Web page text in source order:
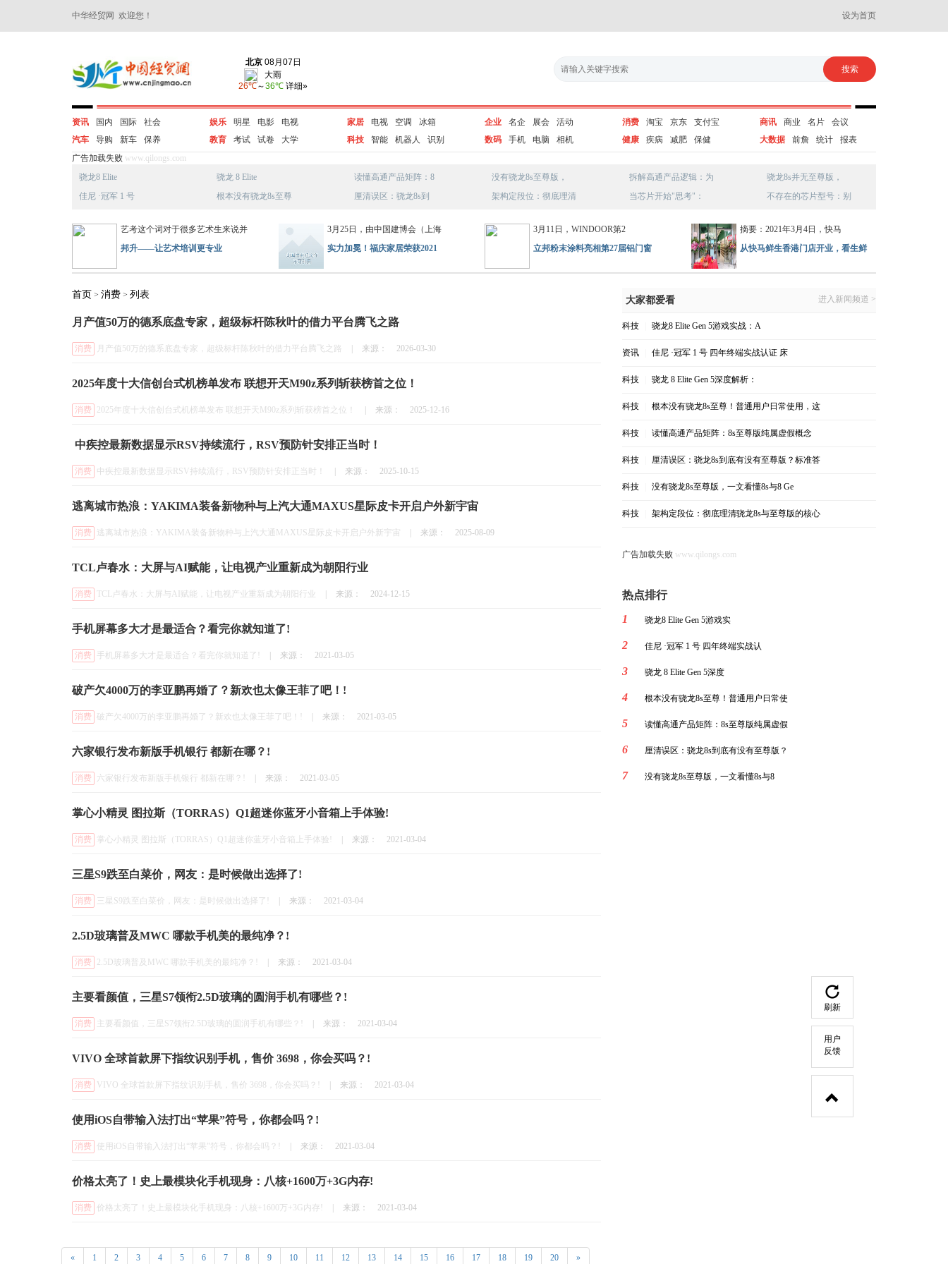
中华经贸网 欢迎您！ 设为首页
资讯 国内 国际
社会
汽车
导购 新车 保养
娱乐 明星 电影
电视
教育
考试 试卷 大学
家居 电视 空调
冰箱
科技
智能 机器人 识别
企业 名企 展会
活动
数码
手机 电脑 相机
消费 淘宝 京东
支付宝
健康
疾病 减肥 保健
商讯 商业 名片
会议
大数据
前詹 统计
报表
广告加载失败 www.qilongs.com
骁龙8 Elite
佳尼 ·冠军 1 号
骁龙 8 Elite
根本没有骁龙8s至尊
读懂高通产品矩阵：8
厘清误区：骁龙8s到
没有骁龙8s至尊版，
架构定段位：彻底理清
拆解高通产品逻辑：为
当芯片开始"思考"：
骁龙8s并无至尊版，
不存在的芯片型号：别
艺考这个词对于很多艺术生来说并
邦升——让艺术培训更专业
3月25日，由中国建博会（上海
实力加冕！福庆家居荣获2021
3月11日，WINDOOR第2
立邦粉末涂料亮相第27届铝门窗
摘要：2021年3月4日，快马
从快马鲜生香港门店开业，看生鲜
首页 > 消费 > 列表
月产值50万的德系底盘专家，超级标杆陈秋叶的借力平台腾飞之路
消费 月产值50万的德系底盘专家，超级标杆陈秋叶的借力平台腾飞之路 来源： 2026-03-30
2025年度十大信创台式机榜单发布 联想开天M90z系列斩获榜首之位！
消费 2025年度十大信创台式机榜单发布 联想开天M90z系列斩获榜首之位！ 来源： 2025-12-16
​ 中疾控最新数据显示RSV持续流行，RSV预防针安排正当时！
消费 ​ 中疾控最新数据显示RSV持续流行，RSV预防针安排正当时！ 来源： 2025-10-15
逃离城市热浪：YAKIMA装备新物种与上汽大通MAXUS星际皮卡开启户外新宇宙
消费 逃离城市热浪：YAKIMA装备新物种与上汽大通MAXUS星际皮卡开启户外新宇宙 来源： 2025-08-09
TCL卢春水：大屏与AI赋能，让电视产业重新成为朝阳行业
消费 TCL卢春水：大屏与AI赋能，让电视产业重新成为朝阳行业 来源： 2024-12-15
手机屏幕多大才是最适合？看完你就知道了!
消费 手机屏幕多大才是最适合？看完你就知道了! 来源： 2021-03-05
破产欠4000万的李亚鹏再婚了？新欢也太像王菲了吧！!
消费 破产欠4000万的李亚鹏再婚了？新欢也太像王菲了吧！! 来源： 2021-03-05
六家银行发布新版手机银行 都新在哪？!
消费 六家银行发布新版手机银行 都新在哪？! 来源： 2021-03-05
掌心小精灵 图拉斯（TORRAS）Q1超迷你蓝牙小音箱上手体验!
消费 掌心小精灵 图拉斯（TORRAS）Q1超迷你蓝牙小音箱上手体验! 来源： 2021-03-04
三星S9跌至白菜价，网友：是时候做出选择了!
消费 三星S9跌至白菜价，网友：是时候做出选择了! 来源： 2021-03-04
2.5D玻璃普及MWC 哪款手机美的最纯净？!
消费 2.5D玻璃普及MWC 哪款手机美的最纯净？! 来源： 2021-03-04
主要看颜值，三星S7领衔2.5D玻璃的圆润手机有哪些？!
消费 主要看颜值，三星S7领衔2.5D玻璃的圆润手机有哪些？! 来源： 2021-03-04
VIVO 全球首款屏下指纹识别手机，售价 3698，你会买吗？!
消费 VIVO 全球首款屏下指纹识别手机，售价 3698，你会买吗？! 来源： 2021-03-04
使用iOS自带输入法打出“苹果”符号，你都会吗？!
消费 使用iOS自带输入法打出“苹果”符号，你都会吗？! 来源： 2021-03-04
价格太亮了！史上最模块化手机现身：八核+1600万+3G内存!
消费 价格太亮了！史上最模块化手机现身：八核+1600万+3G内存! 来源： 2021-03-04
大家都爱看 进入新闻频道 >
科技 骁龙8 Elite Gen 5游戏实战：A
资讯 佳尼 ·冠军 1 号 四年终端实战认证 床
科技 骁龙 8 Elite Gen 5深度解析：
科技 根本没有骁龙8s至尊！普通用户日常使用，这
科技 读懂高通产品矩阵：8s至尊版纯属虚假概念
科技 厘清误区：骁龙8s到底有没有至尊版？标准答
科技 没有骁龙8s至尊版，一文看懂8s与8 Ge
科技 架构定段位：彻底理清骁龙8s与至尊版的核心
广告加载失败 www.qilongs.com
热点排行
1
骁龙8 Elite Gen 5游戏实
2 佳尼 ·冠军 1 号 四年终端实战认
3 骁龙 8 Elite Gen 5深度
4 根本没有骁龙8s至尊！普通用户日常使
5 读懂高通产品矩阵：8s至尊版纯属虚假
6 厘清误区：骁龙8s到底有没有至尊版？
7 没有骁龙8s至尊版，一文看懂8s与8
« 1 2 3 4 5 6 7 8 9 10 11 12 13 14 15 16 17 18 19 20 »
刷新
用户
反馈